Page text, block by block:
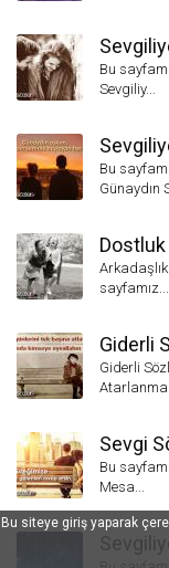
Bu
Sevgiliy...
Bu
Günaydın
Arkadaşlık
sayfamız...
Giderli
Giderli
Atarlanma
Sevgi
Bu
Mesa...
Bu siteye giriş yaparak